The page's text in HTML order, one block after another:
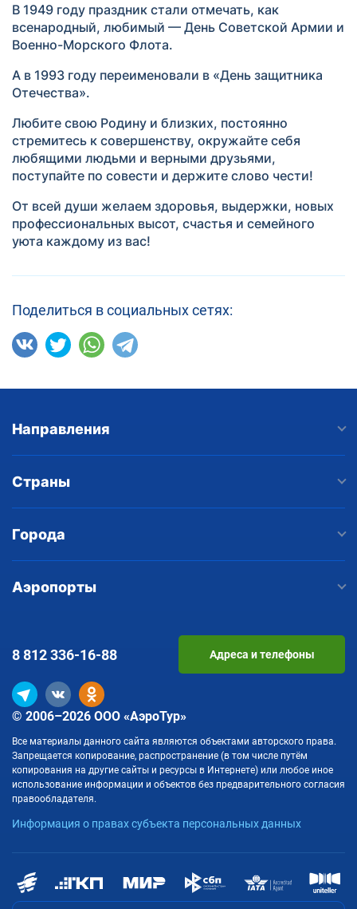
В 1949 году праздник стали отмечать, как
всенародный, любимый — День Советской Армии и
Военно-Морского Флота.
А в 1993 году переименовали в «День защитника
Отечества».
Любите свою Родину и близких, постоянно
стремитесь к совершенству, окружайте себя
любящими людьми и верными друзьями,
поступайте по совести и держите слово чести!
От всей души желаем здоровья, выдержки, новых
профессиональных высот, счастья и семейного
уюта каждому из вас!
Поделиться в социальных сетях:
Направления
Страны
Города
Аэропорты
© 2006–2026 ООО «АэроТур»
Все материалы данного сайта являются объектами авторского права.
Запрещается копирование, распространение (в том числе путём
копирования на другие сайты и ресурсы в Интернете) или любое иное
использование информации и объектов без предварительного согласия
правообладателя.
Информация о правах субъекта персональных данных
8 812336-16-88 Адреса и телефоны